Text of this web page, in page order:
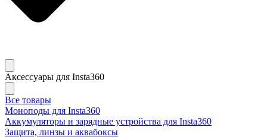
Аксессуары для Insta360
Все товары
Моноподы для Insta360
Аккумуляторы и зарядные устройства для Insta360
Защита, линзы и аквабоксы